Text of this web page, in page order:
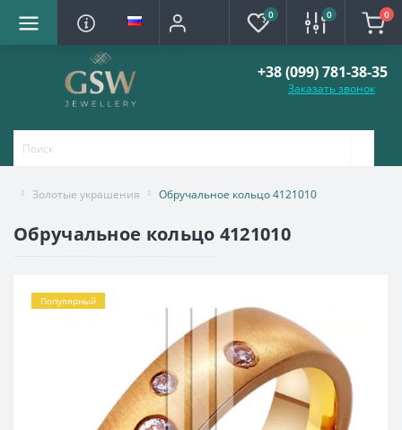
0 0 0
+38 (099) 781-38-35
Заказать звонок
Золотые украшения Обручальное кольцо 4121010
Обручальное кольцо 4121010
Популярный